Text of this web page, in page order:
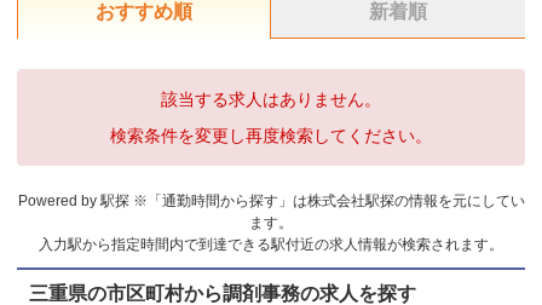
おすすめ順 新着順
該当する求人はありません。
検索条件を変更し再度検索してください。
Powered by 駅探 ※「通勤時間から探す」は株式会社駅探の情報を元にしてい
ます。
入力駅から指定時間内で到達できる駅付近の求人情報が検索されます。
三重県の市区町村から調剤事務の求人を探す